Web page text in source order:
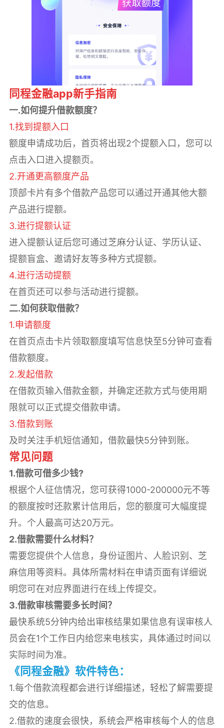
同程金融app新手指南
一.如何提升借款额度？
1.找到提额入口
额度申请成功后，首页将出现2个提额入口，您可以
点击入口进入提额页。
2.开通更高额度产品
顶部卡片有多个借款产品您可以通过开通其他大额
产品进行提额。
3.进行提额认证
进入提额认证后您可通过芝麻分认证、学历认证、
提额盲盒、邀请好友等多种方式提额。
4.进行活动提额
在首页还可以参与活动进行提额。
二.如何获取借款？
1.申请额度
在首页点击卡片领取额度填写信息快至5分钟可查看
借款额度。
2.发起借款
在借款页输入借款金额，并确定还款方式与使用期
限就可以正式提交借款申请。
3.借款到账
及时关注手机短信通知，借款最快5分钟到账。
常见问题
1.借款可借多少钱?
根据个人征信情况，您可获得1000-200000元不等
的额度按时还款累计信用后，您的额度可大幅度提
升。个人最高可达20万元。
2.借款需要什么材料？
需要您提供个人信息，身份证图片、人脸识别、芝
麻信用等资料。具体所需材料在申请页面有详细说
明您可在对应界面进行在线上传提交。
3.借款审核需要多长时间？
最快系统5分钟内给出审核结果如果信息有误审核人
员会在1个工作日内给您来电核实，具体通过时间以
实际时间为准。
《同程金融》软件特色：
1.每个借款流程都会进行详细描述，轻松了解需要提
交的信息。
2.借款的速度会很快，系统会严格审核每个人的信息